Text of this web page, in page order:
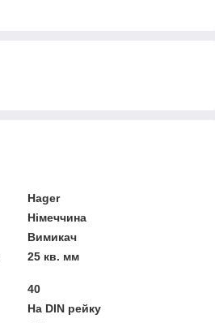
Hager
Німеччина
Вимикач
25 кв. мм
40
На DIN рейку